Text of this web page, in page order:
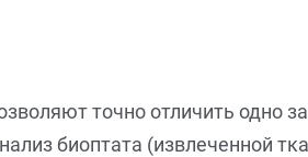
точно отличить одно
биоптата (извлеченной